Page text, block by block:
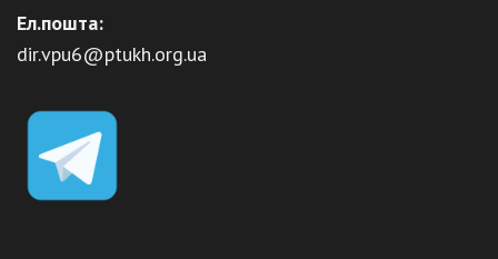
Ел.пошта:
dir.vpu6@ptukh.org.ua